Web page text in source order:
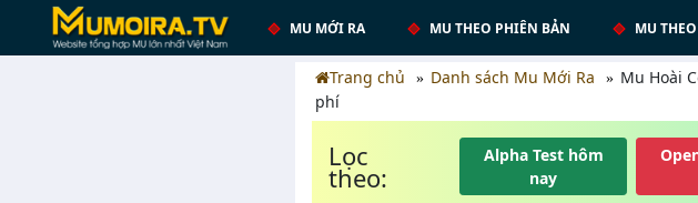
MU MỚI RA MU THEO PHIÊN BẢN MU
Trang chủ Danh sách Mu Mới Ra
Mu Hoài
phí
Lọc
theo:
Alpha Test hôm
nay